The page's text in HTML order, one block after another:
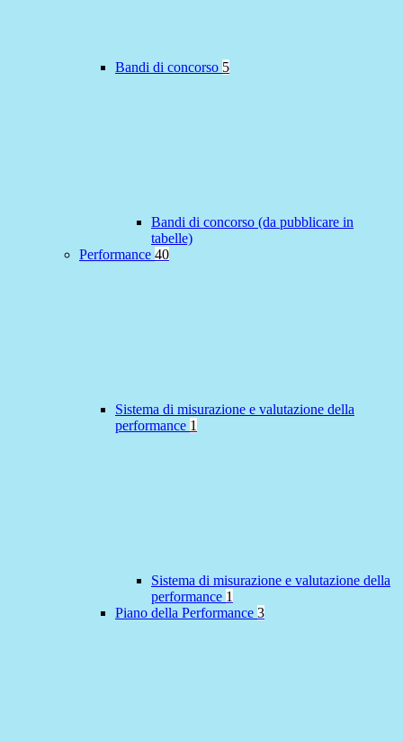
Bandi di concorso 5
Bandi di concorso (da pubblicare in
tabelle)
Performance 40
Sistema di misurazione e valutazione della
performance 1
Sistema di misurazione e valutazione della
performance 1
Piano della Performance 3